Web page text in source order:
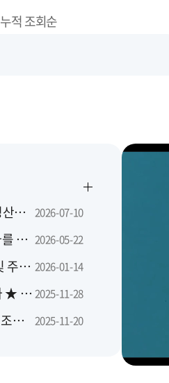
누적 조회순
「2025년 기준 부산환경산업조사」 조사요원을 모집합니다.
2026-07-10
2025년 기준 경제총조사를 실시합니다 2026-05-22
2026년 통계작성 현황 및 주요 일정 안내 2026-01-14
★ 2025 농림어업총조사 ★ 당신의 대답이 대한민국의 농산어촌에 좋은 답이 됩니다 2025-11-28
부산통계 이용자 만족도 조사를 실시합니다 2025-11-20